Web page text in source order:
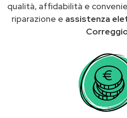
qualità, affidabilità e
riparazione e assistenza